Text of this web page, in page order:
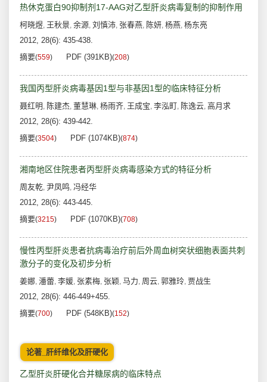
热休克蛋白90抑制剂17-AAG对乙型肝炎病毒复制的抑制作用
柯晓煜, 王秋景, 余源, 刘慎沛, 张春燕, 陈妍, 杨燕, 杨东亮
2012, 28(6): 435-438.
摘要(559) PDF (391KB)(208)
我国丙型肝炎病毒基因1型与非基因1型的临床特征分析
聂红明 , 陈建杰, 董慧琳, 杨雨齐, 王成宝, 李泓町, 陈逸云, 高月求
2012, 28(6): 439-442.
摘要(3504) PDF (1074KB)(874)
湘南地区住院患者丙型肝炎病毒感染方式的特征分析
周友乾, 尹凤鸣, 冯经华
2012, 28(6): 443-445.
摘要(3215) PDF (1070KB)(708)
慢性丙型肝炎患者抗病毒治疗前后外周血树突状细胞表面共刺
激分子的变化及初步分析
姜娜, 潘蕾, 李媛, 张素梅, 张颖, 马力, 周云, 郭雅玲, 贾战生
2012, 28(6): 446-449+455.
摘要(700) PDF (548KB)(152)
论著_肝纤维化及肝硬化
乙型肝炎肝硬化合并糖尿病的临床特点